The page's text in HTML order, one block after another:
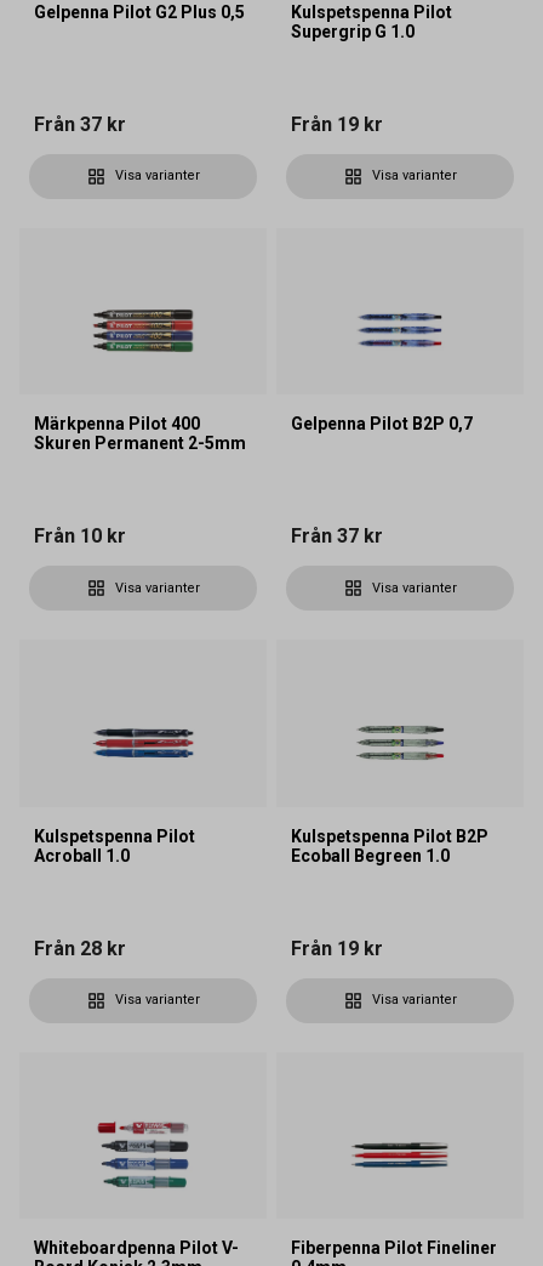
Gelpenna Pilot G2 Plus 0,5
Från 37 kr
Visa varianter
Kulspetspenna Pilot
Supergrip G 1.0
Från 19 kr
Visa varianter
Märkpenna Pilot 400
Skuren Permanent 2-5mm
Från 10 kr
Visa varianter
Gelpenna Pilot B2P 0,7
Från 37 kr
Visa varianter
Kulspetspenna Pilot
Acroball 1.0
Från 28 kr
Visa varianter
Kulspetspenna Pilot B2P
Ecoball Begreen 1.0
Från 19 kr
Visa varianter
Whiteboardpenna Pilot V-
Fiberpenna Pilot Fineliner